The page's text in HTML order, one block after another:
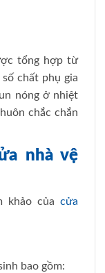
tổng hợp từ
chất phụ gia
nóng ở nhiệt
chắc chắn
nhà vệ
khảo của cửa
bao gồm: